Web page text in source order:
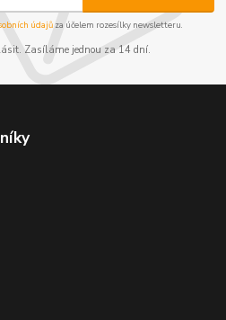
údajůza účelem rozesílky newsletteru.
Zasíláme jednou za 14 dní.